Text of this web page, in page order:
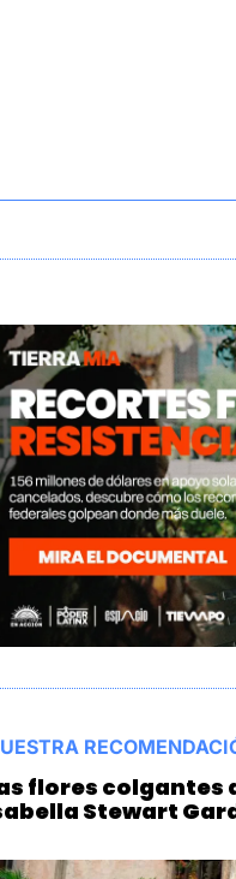
flores colgantes
Stewart